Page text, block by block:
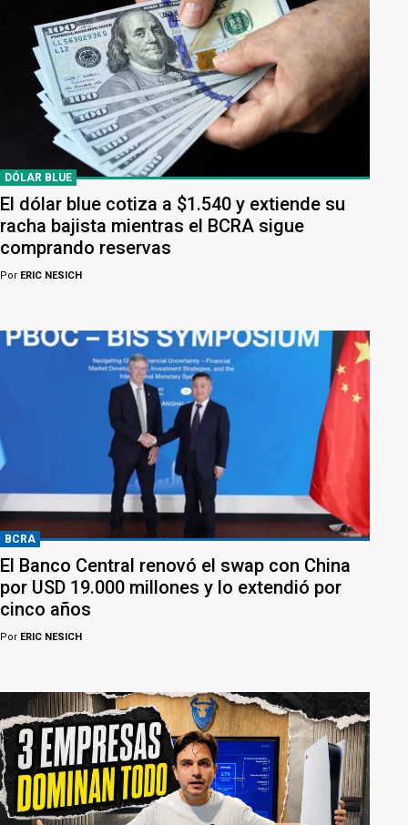
DÓLAR BLUE
El dólar blue cotiza a $1.540 y extiende su
racha bajista mientras el BCRA sigue
comprando reservas
Por ERIC NESICH
BCRA
El Banco Central renovó el swap con China
por USD 19.000 millones y lo extendió por
cinco años
Por ERIC NESICH